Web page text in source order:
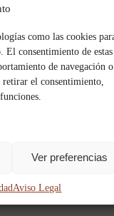
como las cookies
El consentimiento de estas
de navegación o
el consentimiento,
Ver preferencias
Aviso Legal